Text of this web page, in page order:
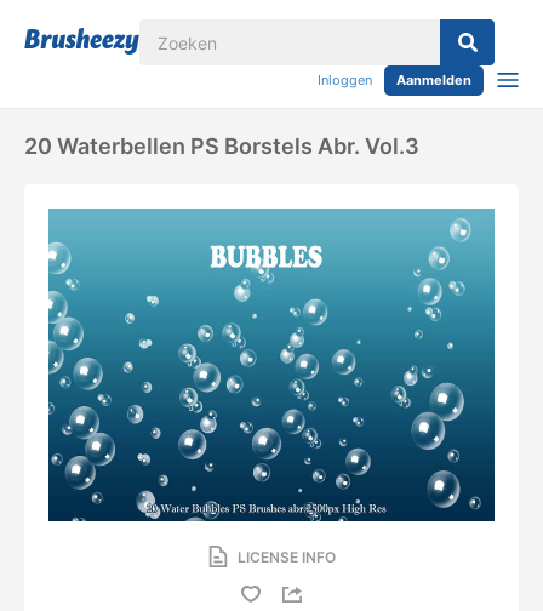
Inloggen Aanmelden
20 Waterbellen PS Borstels Abr. Vol.3
LICENSE INFO